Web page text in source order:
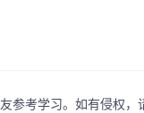
参考学习。如有侵权